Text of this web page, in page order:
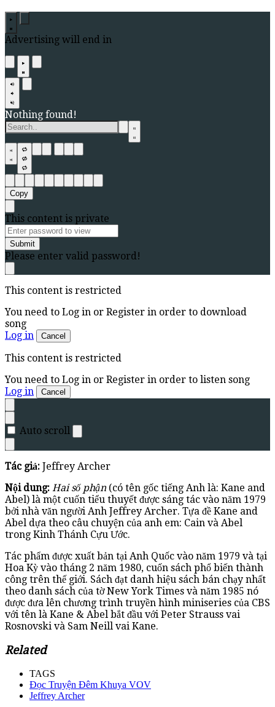
Advertising will end in
Nothing found!
Copy
This content is private
Submit
Please enter valid password!
This content is restricted
You need to Log in or Register in order to download
song
Log in
Cancel
This content is restricted
You need to Log in or Register in order to listen song
Log in
Cancel
Auto scroll
Tác giả: Jeffrey Archer
Nội dung: Hai số phận(có tên gốc tiếng Anh là: Kane and
Abel) là một cuốn tiểu thuyết được sáng tác vào năm 1979
bởi nhà văn người Anh Jeffrey Archer. Tựa đề Kane and
Abel dựa theo câu chuyện của anh em: Cain và Abel
trong Kinh Thánh Cựu Ước.
Tác phẩm được xuất bản tại Anh Quốc vào năm 1979 và tại
Hoa Kỳ vào tháng 2 năm 1980, cuốn sách phổ biến thành
công trên thế giới. Sách đạt danh hiệu sách bán chạy nhất
theo danh sách của tờ New York Times và năm 1985 nó
được đưa lên chương trình truyền hình miniseries của CBS
với tên là Kane & Abel bắt đầu với Peter Strauss vai
Rosnovski và Sam Neill vai Kane.
Related
TAGS
Đọc Truyện Đêm Khuya VOV
Jeffrey Archer